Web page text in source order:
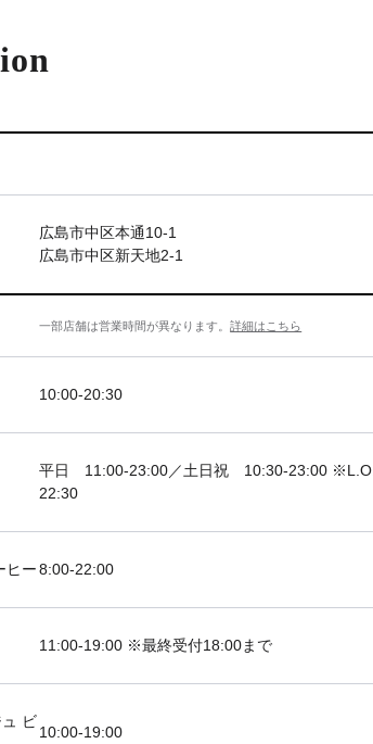
広島市中区本通10-1
広島市中区新天地2-1
一部店舗は営業時間が異なります。詳細はこちら
10:00-20:30
平日 11:00-23:00／土日祝 10:30-23:00 ※L.O.
22:30
ヒー 8:00-22:00
11:00-19:00 ※最終受付18:00まで
ビ
10:00-19:00